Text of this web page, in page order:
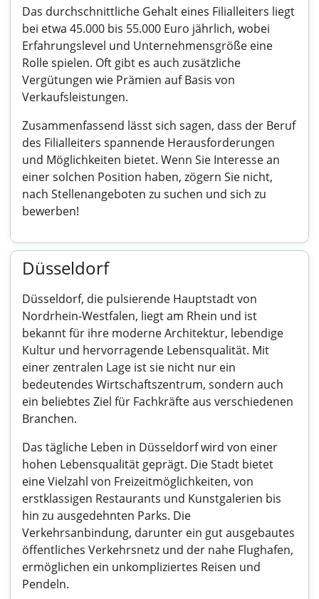
Das durchschnittliche Gehalt eines Filialleiters liegt
bei etwa 45.000 bis 55.000 Euro jährlich, wobei
Erfahrungslevel und Unternehmensgröße eine
Rolle spielen. Oft gibt es auch zusätzliche
Vergütungen wie Prämien auf Basis von
Verkaufsleistungen.
Zusammenfassend lässt sich sagen, dass der Beruf
des Filialleiters spannende Herausforderungen
und Möglichkeiten bietet. Wenn Sie Interesse an
einer solchen Position haben, zögern Sie nicht,
nach Stellenangeboten zu suchen und sich zu
bewerben!
Düsseldorf
Düsseldorf, die pulsierende Hauptstadt von
Nordrhein-Westfalen, liegt am Rhein und ist
bekannt für ihre moderne Architektur, lebendige
Kultur und hervorragende Lebensqualität. Mit
einer zentralen Lage ist sie nicht nur ein
bedeutendes Wirtschaftszentrum, sondern auch
ein beliebtes Ziel für Fachkräfte aus verschiedenen
Branchen.
Das tägliche Leben in Düsseldorf wird von einer
hohen Lebensqualität geprägt. Die Stadt bietet
eine Vielzahl von Freizeitmöglichkeiten, von
erstklassigen Restaurants und Kunstgalerien bis
hin zu ausgedehnten Parks. Die
Verkehrsanbindung, darunter ein gut ausgebautes
öffentliches Verkehrsnetz und der nahe Flughafen,
ermöglichen ein unkompliziertes Reisen und
Pendeln.